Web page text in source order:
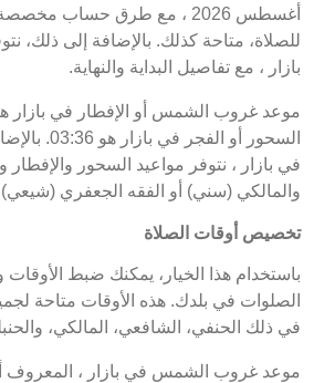
أغسطس 2026 ، مع طرق حساب
للصلاة، متاحة كذلك. بالإضافة إلى ذلك،
بازار ، مع تفاصيل البداية والنهاية.
السحور أو
في بازار ، نتوفر مواعيد السحور
والمالكي (سني) أو الفقه الجعفري (شيعي)
تخصيص أوقات الصلاة
باستخدام هذا الخيار، يمكنك ضبط
الصلوات في بلدك. هذه الأوقات متاحة
في ذلك الحنفي، الشافعي، المالكي،
موعد غروب الشمس في بازار ، المعروف